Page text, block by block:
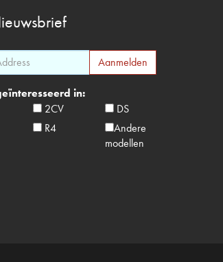
in:
2CV
DS
R4
Andere
modellen